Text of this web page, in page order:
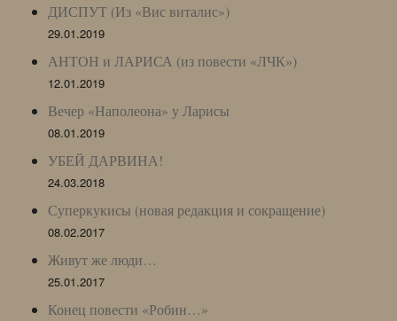
ДИСПУТ (Из «Вис виталис»)
29.01.2019
АНТОН и ЛАРИСА (из повести «ЛЧК»)
12.01.2019
Вечер «Наполеона» у Ларисы
08.01.2019
УБЕЙ ДАРВИНА!
24.03.2018
Суперкукисы (новая редакция и сокращение)
08.02.2017
Живут же люди…
25.01.2017
Конец повести «Робин…»